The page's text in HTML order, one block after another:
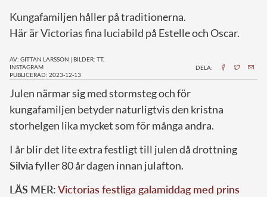
Kungafamiljen håller på traditionerna.
Här är Victorias fina luciabild på Estelle och Oscar.
AV: GITTAN LARSSON | BILDER: TT,
INSTAGRAM
PUBLICERAD: 2023-12-13
DELA:
Julen närmar sig med stormsteg och för
kungafamiljen betyder naturligtvis den kristna
storhelgen lika mycket som för många andra.
I år blir det lite extra festligt till julen då drottning
Silviafyller 80 år dagen innan julafton.
LÄS MER:Victorias festliga galamiddag med prins